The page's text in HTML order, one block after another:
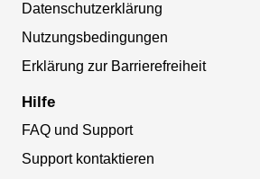
Datenschutzerklärung
Nutzungsbedingungen
Erklärung zur Barrierefreiheit
Hilfe
FAQ und Support
Support kontaktieren